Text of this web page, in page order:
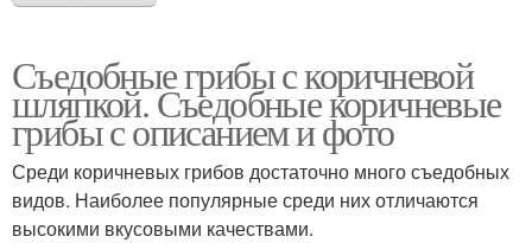
Съедобные грибы с коричневой
шляпкой. Съедобные коричневые
грибы с описанием и фото
Среди коричневых грибов достаточно много съедобных
видов. Наиболее популярные среди них отличаются
высокими вкусовыми качествами.